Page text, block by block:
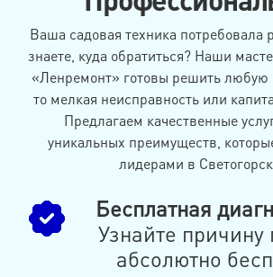
Ваша садовая техника потребовала
знаете, куда обратиться? Наши
«Ленремонт» готовы решить любую
то мелкая неисправность или
Предлагаем качественные
уникальных преимуществ,
лидерами в
Бесплатная
Узнайте причину
абсолютно